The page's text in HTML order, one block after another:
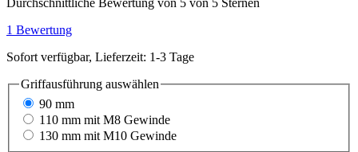
1 Bewertung
Sofort verfügbar, Lieferzeit: 1-3 Tage
Griffausführung auswählen
90 mm
110 mm mit M8 Gewinde
130 mm mit M10 Gewinde